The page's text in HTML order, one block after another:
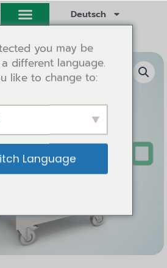
Deutsch
you may be
different language.
like to change to:
Language